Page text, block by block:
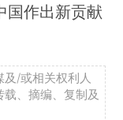
国作出新贡献
/或相关权利人
、摘编、复制及